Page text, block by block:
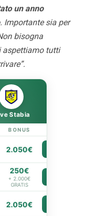
un anno
. Importante sia per
bisogna
aspettiamo tutti
Stabia
BONUS
2.050€
250€
+ 2.000€
GRATIS
2.050€